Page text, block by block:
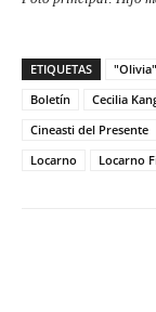
ETIQUETAS "Olivia"
Boletín
Cecilia
Cineasti del Presente
Locarno
Locarno